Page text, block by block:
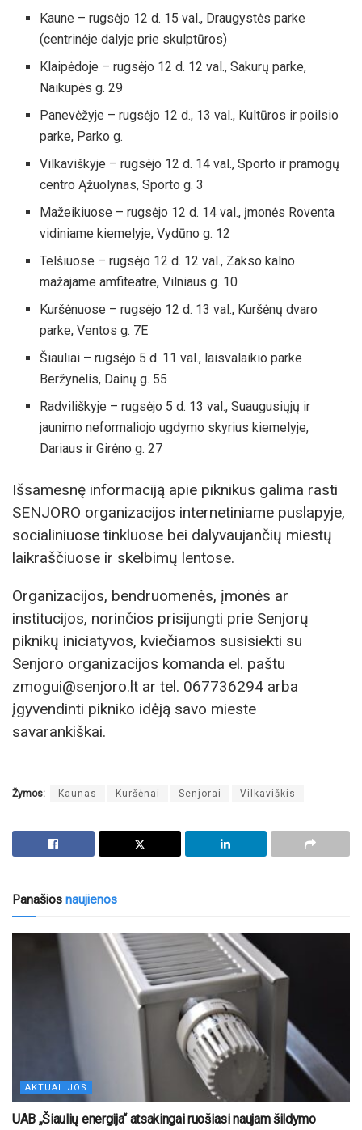
Kaune – rugsėjo 12 d. 15 val., Draugystės parke
(centrinėje dalyje prie skulptūros)
Klaipėdoje – rugsėjo 12 d. 12 val., Sakurų parke,
Naikupės g. 29
Panevėžyje – rugsėjo 12 d., 13 val., Kultūros ir poilsio
parke, Parko g.
Vilkaviškyje – rugsėjo 12 d. 14 val., Sporto ir pramogų
centro Ąžuolynas, Sporto g. 3
Mažeikiuose – rugsėjo 12 d. 14 val., įmonės Roventa
vidiniame kiemelyje, Vydūno g. 12
Telšiuose – rugsėjo 12 d. 12 val., Zakso kalno
mažajame amfiteatre, Vilniaus g. 10
Kuršėnuose – rugsėjo 12 d. 13 val., Kuršėnų dvaro
parke, Ventos g. 7E
Šiauliai – rugsėjo 5 d. 11 val., laisvalaikio parke
Beržynėlis, Dainų g. 55
Radviliškyje – rugsėjo 5 d. 13 val., Suaugusiųjų ir
jaunimo neformaliojo ugdymo skyrius kiemelyje,
Dariaus ir Girėno g. 27
Išsamesnę informaciją apie piknikus galima rasti
SENJORO organizacijos internetiniame puslapyje,
socialiniuose tinkluose bei dalyvaujančių miestų
laikraščiuose ir skelbimų lentose.
Organizacijos, bendruomenės, įmonės ar
institucijos, norinčios prisijungti prie Senjorų
piknikų iniciatyvos, kviečiamos susisiekti su
Senjoro organizacijos komanda el. paštu
zmogui@senjoro.lt ar tel. 067736294 arba
įgyvendinti pikniko idėją savo mieste
savarankiškai.
Žymos: Kaunas Kuršėnai Senjorai Vilkaviškis
Panašios naujienos
AKTUALIJOS
UAB „Šiaulių energija“ atsakingai ruošiasi naujam šildymo